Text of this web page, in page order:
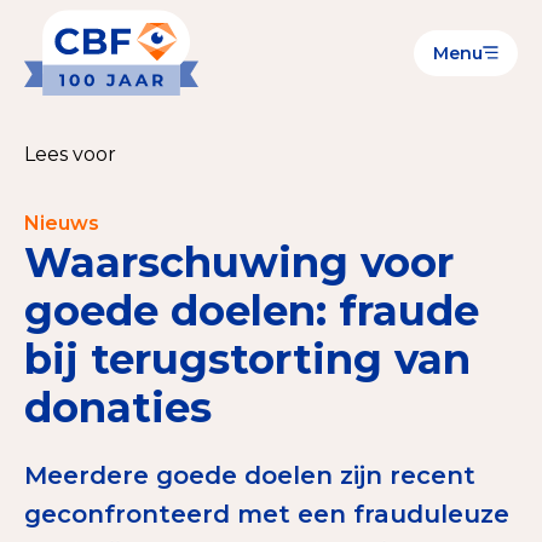
Menu
Goede Doelen
CBF-Erkenning aanvragen
Tarieven CBF-Erkenning
Publiek
Veilig geven met het CBF-keurmerk
Check het CBF-keurmerk van een goed doel
Download de Geef Gerust Checklist
Lees voor
Nieuws
Waarschuwing voor
goede doelen: fraude
bij terugstorting van
donaties
Meerdere goede doelen zijn recent
geconfronteerd met een frauduleuze